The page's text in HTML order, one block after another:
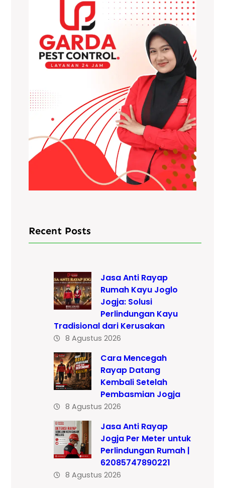
Recent Posts
Jasa Anti Rayap
Rumah Kayu Joglo
Jogja: Solusi
Perlindungan Kayu
Tradisional dari Kerusakan
8 Agustus 2026
Cara Mencegah
Rayap Datang
Kembali Setelah
Pembasmian Jogja
8 Agustus 2026
Jasa Anti Rayap
Jogja Per Meter untuk
Perlindungan Rumah |
62085747890221
8 Agustus 2026